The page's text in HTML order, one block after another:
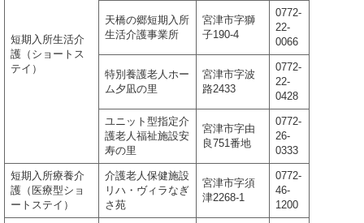
短期入所生活介
護（ショートス
テイ）
天橋の郷短期入所
生活介護事業所
宮津市字獅
子190-4
0772-
22-
0066
特別養護老人ホー
ム夕凪の里
宮津市字波
路2433
0772-
22-
0428
ユニット型指定介
護老人福祉施設安
寿の里
宮津市字由
良751番地
0772-
26-
0333
短期入所療養介
護（医療型ショ
ートステイ）
介護老人保健施設
リハ・ヴィラなぎ
さ苑
宮津市字須
津2268-1
0772-
46-
1200